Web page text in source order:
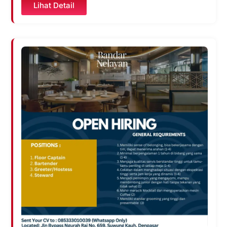
Lihat Detail